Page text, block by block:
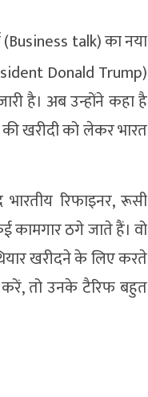
(Business talk) का नया
Donald Trump)
है। अब उन्होंने कहा है
खरीदी को लेकर भारत
रिफाइनर, रूसी
कामगार ठगे जाते हैं। वो
खरीदने के लिए करते
करें, तो उनके टैरिफ बहुत